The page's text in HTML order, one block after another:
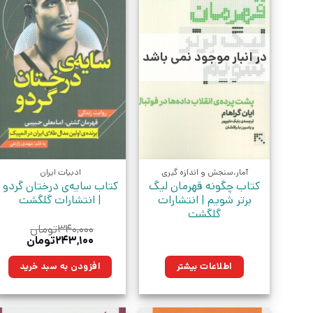
در انبار موجود نمی باشد
آمار،سنجش و اندازه گیری
کتاب چگونه قهرمان لیگ
برتر شویم | انتشارات
گلگشت
اطلاعات بیشتر
ادبیات ایران
کتاب سایه‌ی درختان گردو
| انتشارات گلگشت
۳۴۰,۰۰۰تومان
قیمت
۳۴۰,۰۰۰تومان
بود.
۲۴۳,۱۰۰تومانقیمت
۲۴۳,۱۰۰تومان.افزودن به سبد خرید